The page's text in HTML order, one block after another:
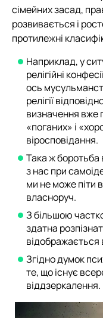
сімейних засад,
розвивається і
протилежні
Наприклад, у
релігійні
ось
релігії
визначення вже
«поганих» і
віросповідання.
Така ж боротьба
з нас при
ми не може піти
власноруч.
З більшою
здатна
відображається
Згідно думок
те, що існує
віддзеркалення.